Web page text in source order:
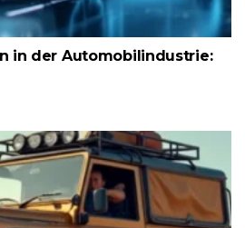
in der Automobilindustrie: